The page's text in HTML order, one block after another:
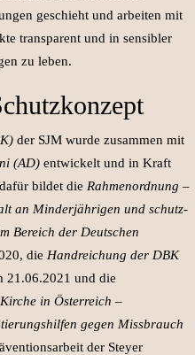
geschieht und arbeiten mit
transparent und in sensibler
zu leben.
der SJM wurde zusammen mit
(AD) entwickelt und in Kraft
bildet die Rahmenordnung –
an Minderjährigen und schutz-
Bereich der Deutschen
die Handreichung der DBK
21.06.2021 und die
in Österreich –
gegen Missbrauch
der Steyer